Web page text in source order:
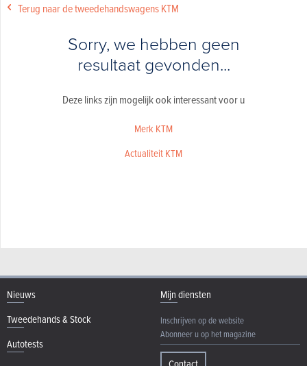
Terug naar de tweedehandswagens KTM
Sorry, we hebben geen
resultaat gevonden...
Deze links zijn mogelijk ook interessant voor u
Merk KTM
Actualiteit KTM
Nieuws
Tweedehands & Stock
Autotests
Mijn diensten
Inschrijven op de website
Abonneer u op het magazine